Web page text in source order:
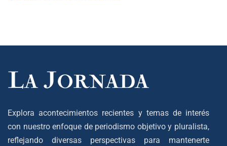
Explora acontecimientos recientes y temas de interés
con nuestro enfoque de periodismo objetivo y pluralista,
reflejando diversas perspectivas para mantenerte